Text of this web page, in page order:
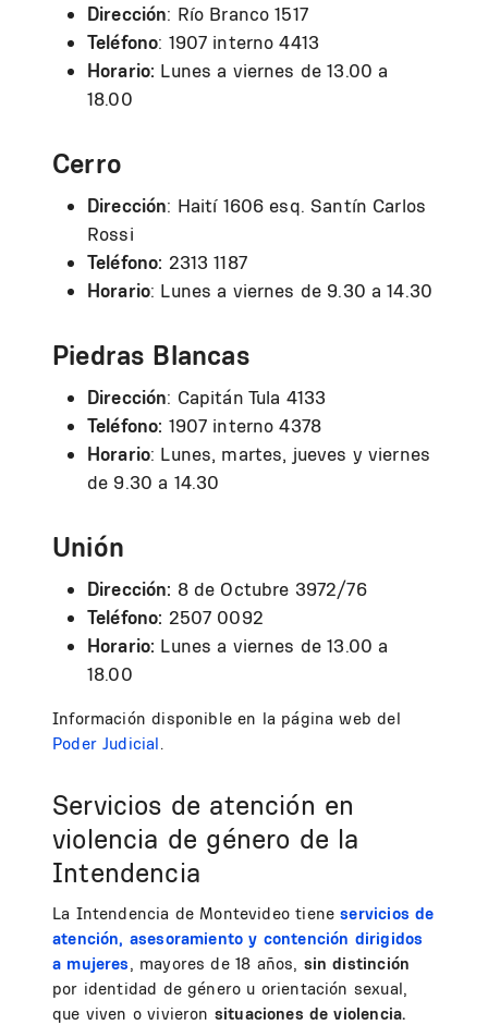
Dirección: Río Branco 1517
Teléfono: 1907 interno 4413
Horario: Lunes a viernes de 13.00 a
18.00
Cerro
Dirección: Haití 1606 esq. Santín Carlos
Rossi
Teléfono: 2313 1187
Horario: Lunes a viernes de 9.30 a 14.30
Piedras Blancas
Dirección: Capitán Tula 4133
Teléfono: 1907 interno 4378
Horario: Lunes, martes, jueves y viernes
de 9.30 a 14.30
Unión
Dirección: 8 de Octubre 3972/76
Teléfono: 2507 0092
Horario: Lunes a viernes de 13.00 a
18.00
Información disponible en la página web del
Poder Judicial.
Servicios de atención en
violencia de género de la
Intendencia
La Intendencia de Montevideo tieneservicios de
atención, asesoramiento y contención dirigidos
a mujeres, mayores de 18 años, sin distinción
por identidad de género u orientación sexual,
que viven o vivieron situaciones de violencia.